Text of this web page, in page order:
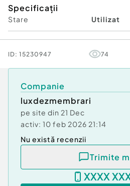
Garanție
Specificații
Stare Utilizat
ID: 15230947 74
Companie
luxdezmembrari
pe site din 21 Dec
activ: 10 feb 2026 21:14
Nu există recenzii
Trimite
XXXX